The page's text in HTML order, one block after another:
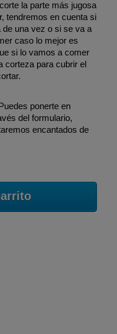
la parte más jugosa
tendremos en cuenta si
una vez o si se va a
caso lo mejor es
si lo vamos a comer
corteza para cubrir el
ponerte en
del formulario,
encantados de